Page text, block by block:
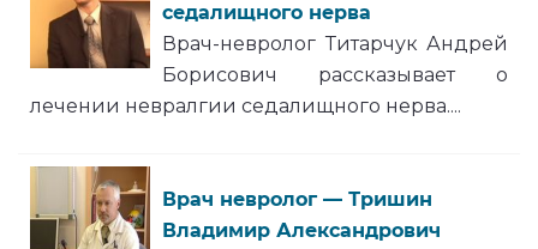
седалищного нерва
Врач-невролог Титарчук Андрей
Борисович рассказывает о
лечении невралгии седалищного нерва....
Врач невролог — Тришин
Владимир Александрович